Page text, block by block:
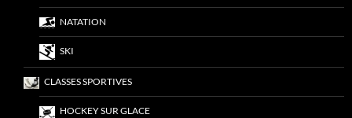
NATATION
SKI
CLASSES SPORTIVES
HOCKEY SUR GLACE